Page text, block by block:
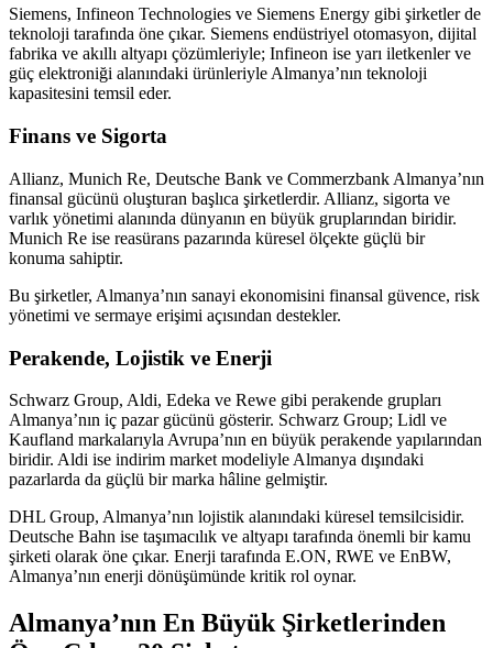
Siemens, Infineon Technologies ve Siemens Energy gibi şirketler de
teknoloji tarafında öne çıkar. Siemens endüstriyel otomasyon, dijital
fabrika ve akıllı altyapı çözümleriyle; Infineon ise yarı iletkenler ve
güç elektroniği alanındaki ürünleriyle Almanya’nın teknoloji
kapasitesini temsil eder.
Finans ve Sigorta
Allianz, Munich Re, Deutsche Bank ve Commerzbank Almanya’nın
finansal gücünü oluşturan başlıca şirketlerdir. Allianz, sigorta ve
varlık yönetimi alanında dünyanın en büyük gruplarından biridir.
Munich Re ise reasürans pazarında küresel ölçekte güçlü bir
konuma sahiptir.
Bu şirketler, Almanya’nın sanayi ekonomisini finansal güvence, risk
yönetimi ve sermaye erişimi açısından destekler.
Perakende, Lojistik ve Enerji
Schwarz Group, Aldi, Edeka ve Rewe gibi perakende grupları
Almanya’nın iç pazar gücünü gösterir. Schwarz Group; Lidl ve
Kaufland markalarıyla Avrupa’nın en büyük perakende yapılarından
biridir. Aldi ise indirim market modeliyle Almanya dışındaki
pazarlarda da güçlü bir marka hâline gelmiştir.
DHL Group, Almanya’nın lojistik alanındaki küresel temsilcisidir.
Deutsche Bahn ise taşımacılık ve altyapı tarafında önemli bir kamu
şirketi olarak öne çıkar. Enerji tarafında E.ON, RWE ve EnBW,
Almanya’nın enerji dönüşümünde kritik rol oynar.
Almanya’nın En Büyük Şirketlerinden